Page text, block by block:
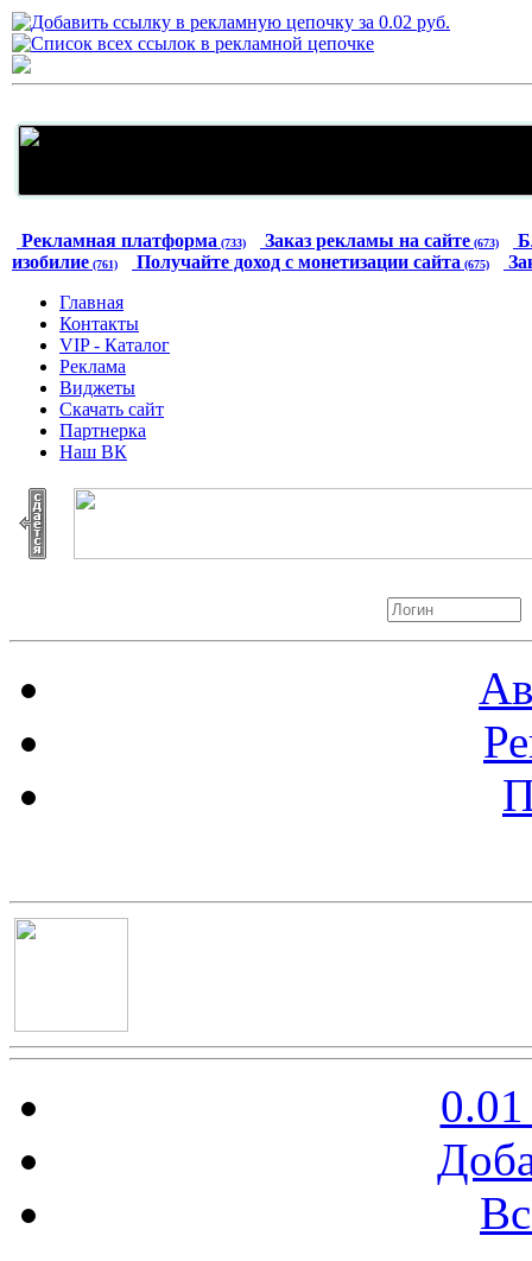
Рекламная платформа (733) Заказ рекламы на сайте (673)
изобилие (761) Получайте доход с монетизации сайта (675)
Главная
Контакты
VIP - Каталог
Реклама
Виджеты
Скачать сайт
Партнерка
Наш ВК